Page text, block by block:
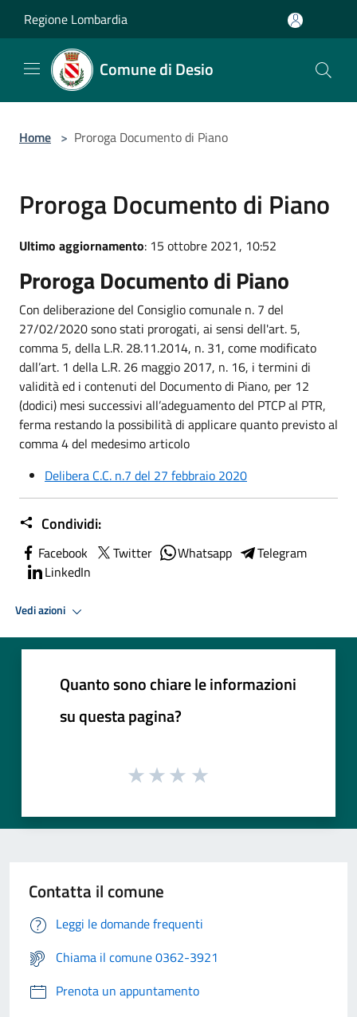
Regione Lombardia
Comune di Desio
Home > Proroga Documento di Piano
Proroga Documento di Piano
Ultimo aggiornamento: 15 ottobre 2021, 10:52
Proroga Documento di Piano
Con deliberazione del Consiglio comunale n. 7 del
27/02/2020 sono stati prorogati, ai sensi dell'art. 5,
comma 5, della L.R. 28.11.2014, n. 31, come modificato
dall’art. 1 della L.R. 26 maggio 2017, n. 16, i termini di
validità ed i contenuti del Documento di Piano, per 12
(dodici) mesi successivi all’adeguamento del PTCP al PTR,
ferma restando la possibilità di applicare quanto previsto al
comma 4 del medesimo articolo
Delibera C.C. n.7 del 27 febbraio 2020
Condividi:
Facebook Twitter Whatsapp
Telegram
LinkedIn
Vedi azioni
Quanto sono chiare le informazioni
su questa pagina?
Contatta il comune
Leggi le domande frequenti
Chiama il comune 0362-3921
Prenota un appuntamento